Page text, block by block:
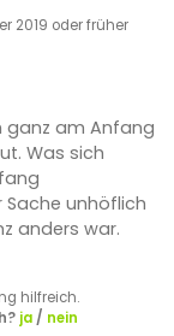
2019 oder früher
ganz am Anfang
Was sich
unhöflich
anders war.
hilfreich.
ja/ nein